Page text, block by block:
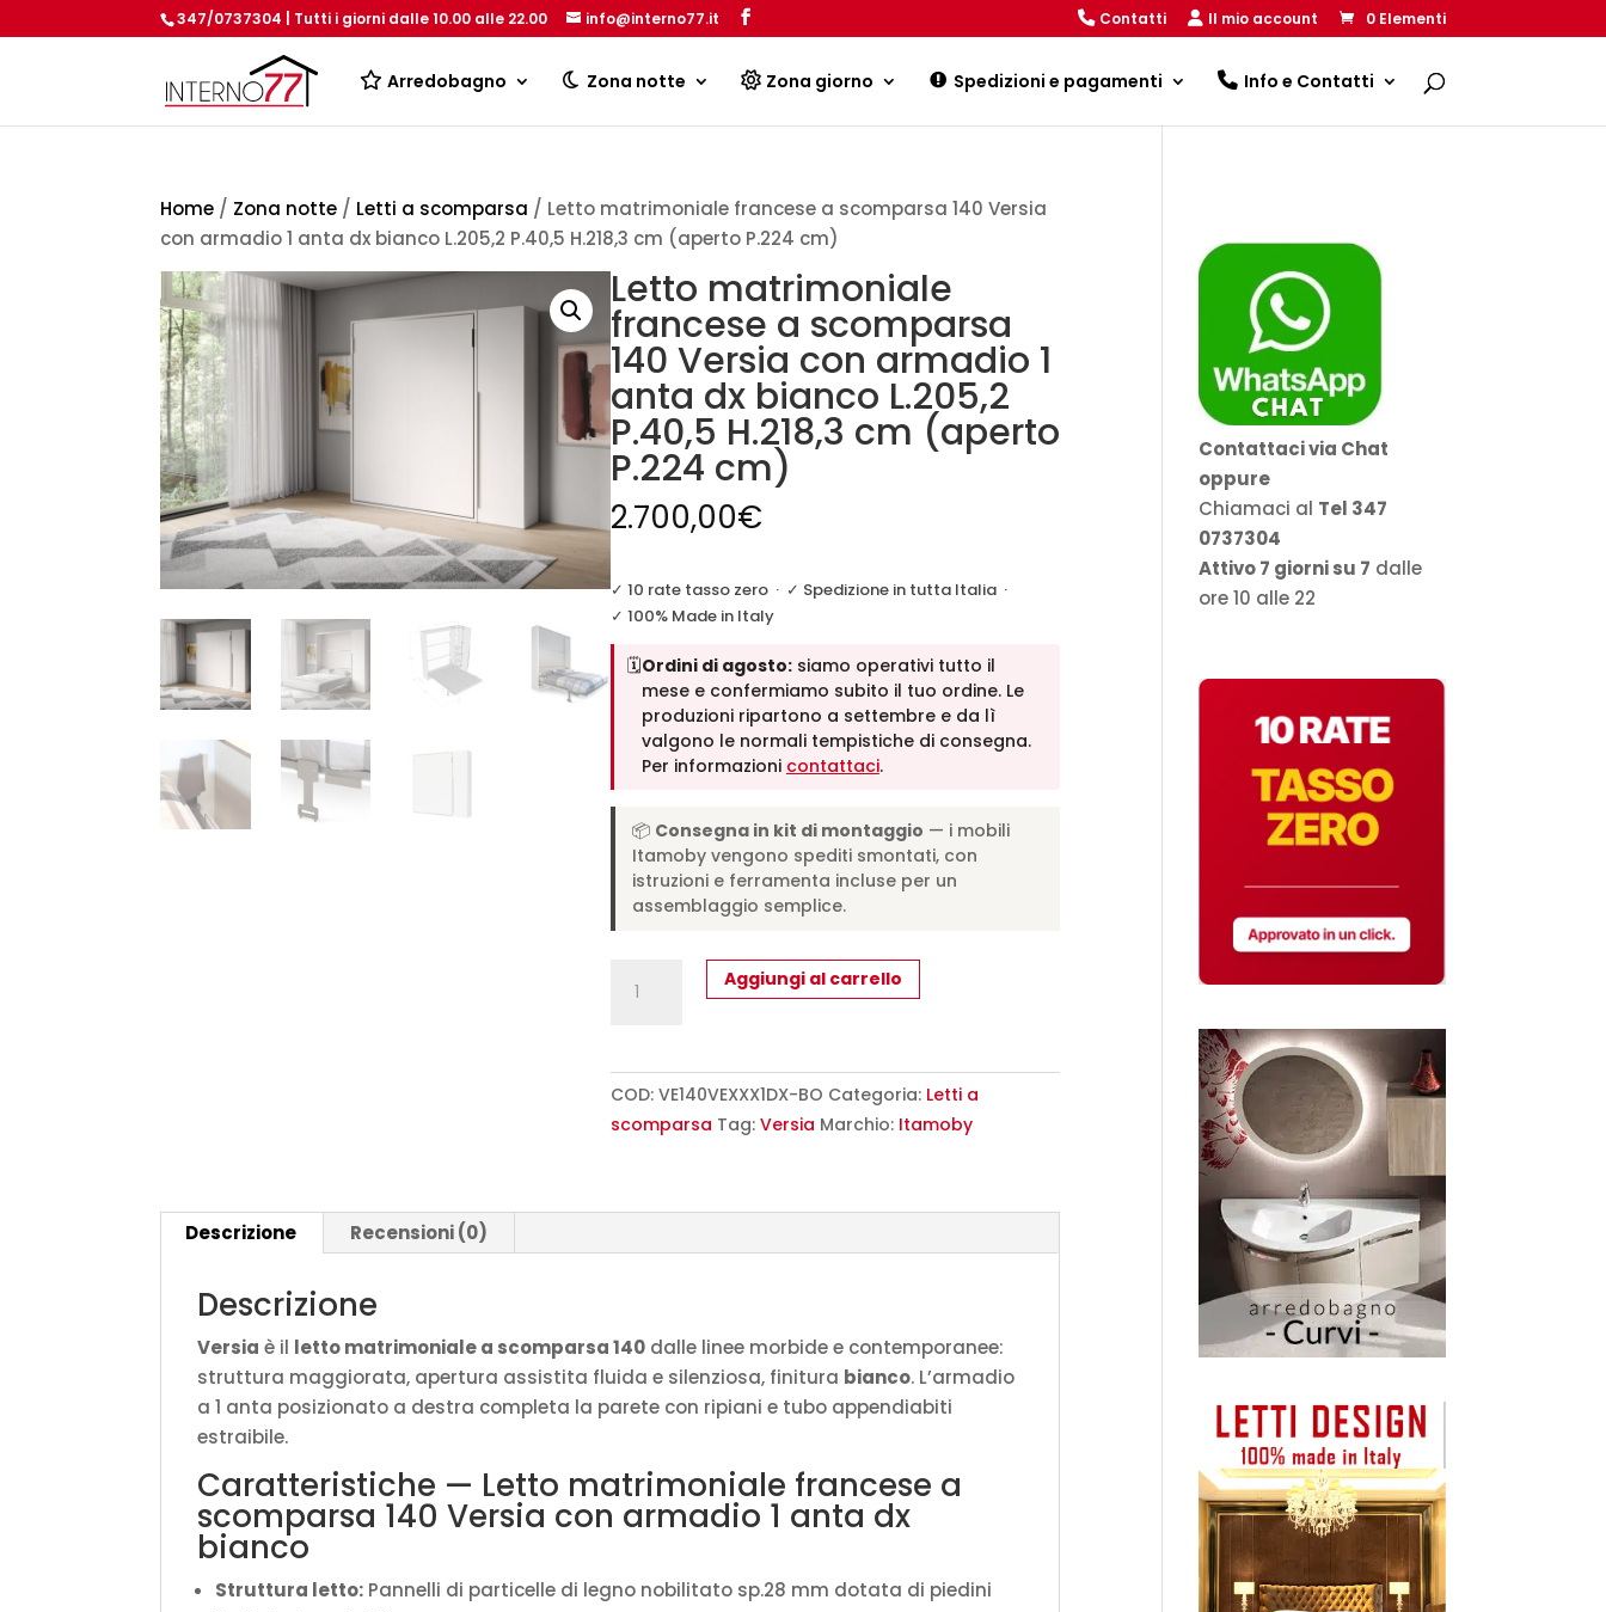
347/0737304 | Tutti i giorni dalle 10.00 alle 22.00 info@interno77.it Contatti Il mio account 0 Elementi
Arredobagno Zona notte Zona giorno Spedizioni e pagamenti Info e Contatti
Products
Home / Zona notte / Letti a scomparsa / Letto matrimoniale francese a scomparsa 140 Versia
con armadio 1 anta dx bianco L.205,2 P.40,5 H.218,3 cm (aperto P.224 cm)
Letto matrimoniale
francese a scomparsa
140 Versia con armadio 1
anta dx bianco L.205,2
P.40,5 H.218,3 cm (aperto
P.224 cm)
2.700,00€
✓ 10 rate tasso zero· ✓ Spedizione in tutta Italia·
✓ 100% Made in Italy
🗓️Ordini di agosto:siamo operativi tutto il
mese e confermiamo subito il tuo ordine. Le
produzioni ripartono a settembre e da lì
valgono le normali tempistiche di consegna.
Per informazioni contattaci.
📦 Consegna in kit di montaggio — i mobili
Itamoby vengono spediti smontati, con
istruzioni e ferramenta incluse per un
assemblaggio semplice.
matrimoniale
scomparsa
140
armadio
L.205,2
P.40,5
H.218,3
(aperto
P.224
Aggiungi al carrello
COD: VE140VEXXX1DX-BO Categoria: Letti a
scomparsa Tag: Versia Marchio: Itamoby
Descrizione Recensioni (0)
Descrizione
Versia è il letto matrimoniale a scomparsa 140 dalle linee morbide e contemporanee:
struttura maggiorata, apertura assistita fluida e silenziosa, finitura bianco. L’armadio
a 1 anta posizionato a destra completa la parete con ripiani e tubo appendiabiti
estraibile.
Caratteristiche — Letto matrimoniale francese a
scomparsa 140 Versia con armadio 1 anta dx
bianco
Struttura letto: Pannelli di particelle di legno nobilitato sp.28 mm dotata di piedini
Contattaci via Chat
oppure
Chiamaci al Tel 347
0737304
Attivo 7 giorni su 7 dalle
ore 10 alle 22